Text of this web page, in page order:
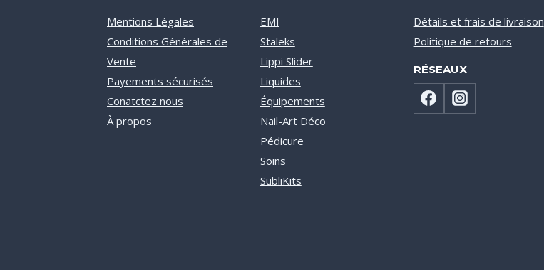
Mentions Légales
Conditions Générales de
Vente
Payements sécurisés
Conatctez nous
À propos
EMI
Staleks
Lippi Slider
Liquides
Équipements
Nail-Art Déco
Pédicure
Soins
SubliKits
Détails et frais de livraison
Politique de retours
RÉSEAUX